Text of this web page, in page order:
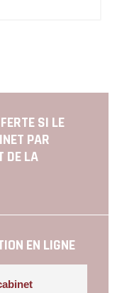
SI LE
PAR
DE LA
EN LIGNE